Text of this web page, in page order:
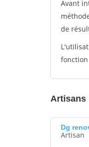
Avant
de
Artisans
Dg
Artisan